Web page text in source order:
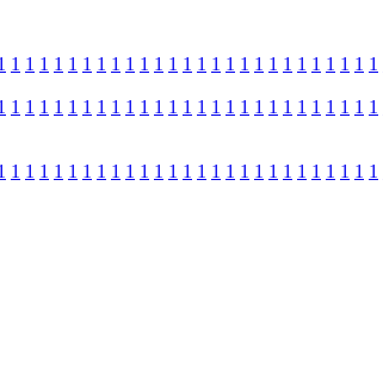
1 1 1 1 1 1 1 1 1 1 1 1 1 1 1 1 1 1 1 1 1 1 1 1 1 1
1 1 1 1 1 1 1 1 1 1 1 1 1 1 1 1 1 1 1 1 1 1 1 1 1 1
1 1 1 1 1 1 1 1 1 1 1 1 1 1 1 1 1 1 1 1 1 1 1 1 1 1